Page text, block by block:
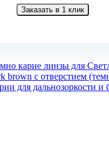
Заказать в 1 клик